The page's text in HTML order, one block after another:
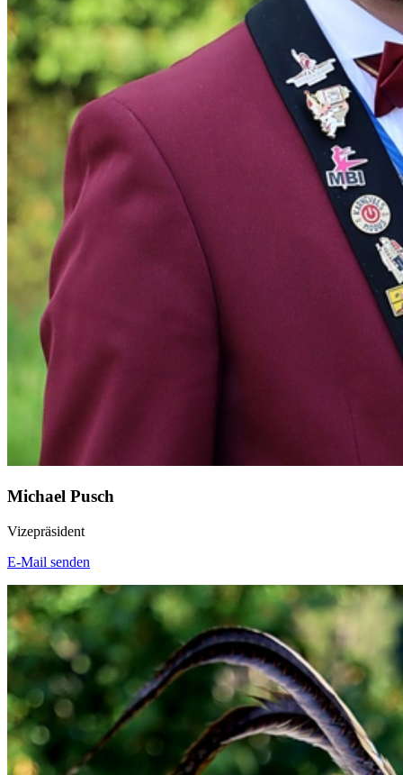
Michael Pusch
Vizepräsident
E-Mail senden